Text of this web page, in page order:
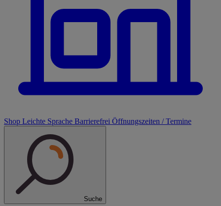
Shop Leichte Sprache Barrierefrei Öffnungszeiten / Termine
Suche